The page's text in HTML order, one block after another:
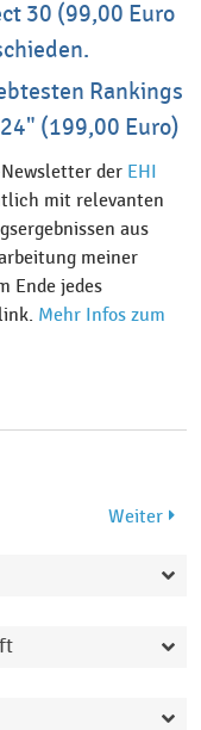
30 (99,00 Euro
Rankings
(199,00 Euro)
der EHI
mit relevanten
aus
meiner
Ende jedes
Mehr Infos zum